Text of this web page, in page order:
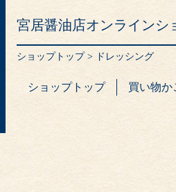
宮居醤油店オンラインシ
ショップトップ> ドレッシング
ショップトップ 買い物か